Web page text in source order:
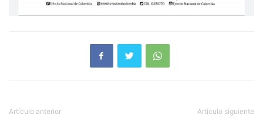
Artículo anterior Artículo siguiente